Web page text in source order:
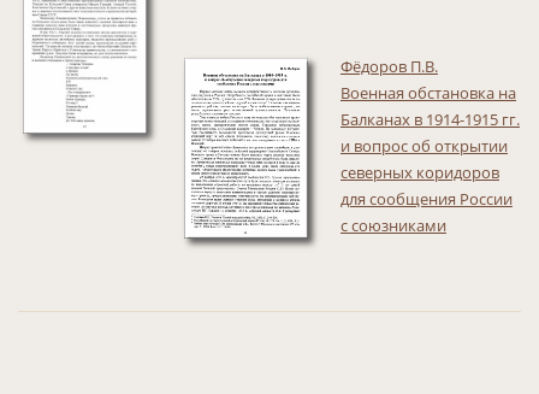
Фёдоров П.В.
Военная обстановка на
Балканах в 1914-1915 гг.
и вопрос об открытии
северных коридоров
для сообщения России
с союзниками